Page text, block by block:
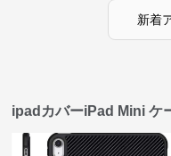
新着
ipadカバーiPad Mini ケ